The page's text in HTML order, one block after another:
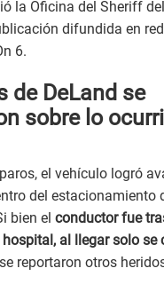
la Oficina del Sheriff
difundida en
6.
de DeLand se
sobre lo
el vehículo logró
del estacionamiento
bien el conductor fue
al llegar solo se
reportaron otros